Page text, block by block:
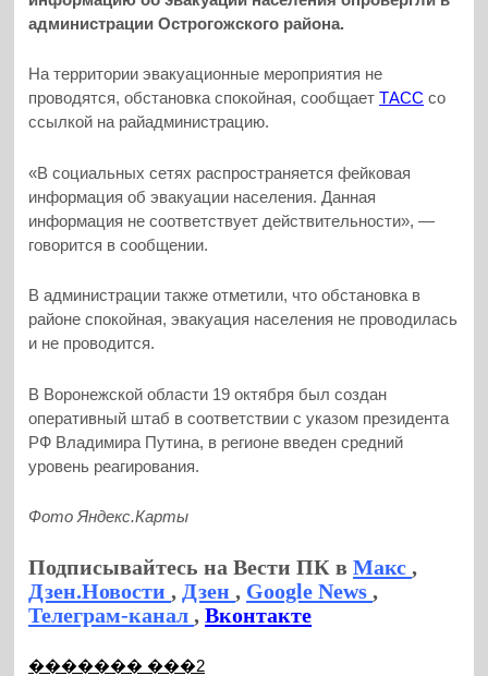
администрации Острогожского района.
На территории эвакуационные мероприятия не
проводятся, обстановка спокойная, сообщаетТАСС со
ссылкой на райадминистрацию.
«В социальных сетях распространяется фейковая
информация об эвакуации населения. Данная
информация не соответствует действительности», —
говорится в сообщении.
В администрации также отметили, что обстановка в
районе спокойная, эвакуация населения не проводилась
и не проводится.
В Воронежской области 19 октября был создан
оперативный штаб в соответствии с указом президента
РФ Владимира Путина, в регионе введен средний
уровень реагирования.
Фото Яндекс.Карты
Подписывайтесь на Вести ПК вМакс,
Дзен.Новости, Дзен, Google News,
Телеграм-канал,Вконтакте
������� ���2